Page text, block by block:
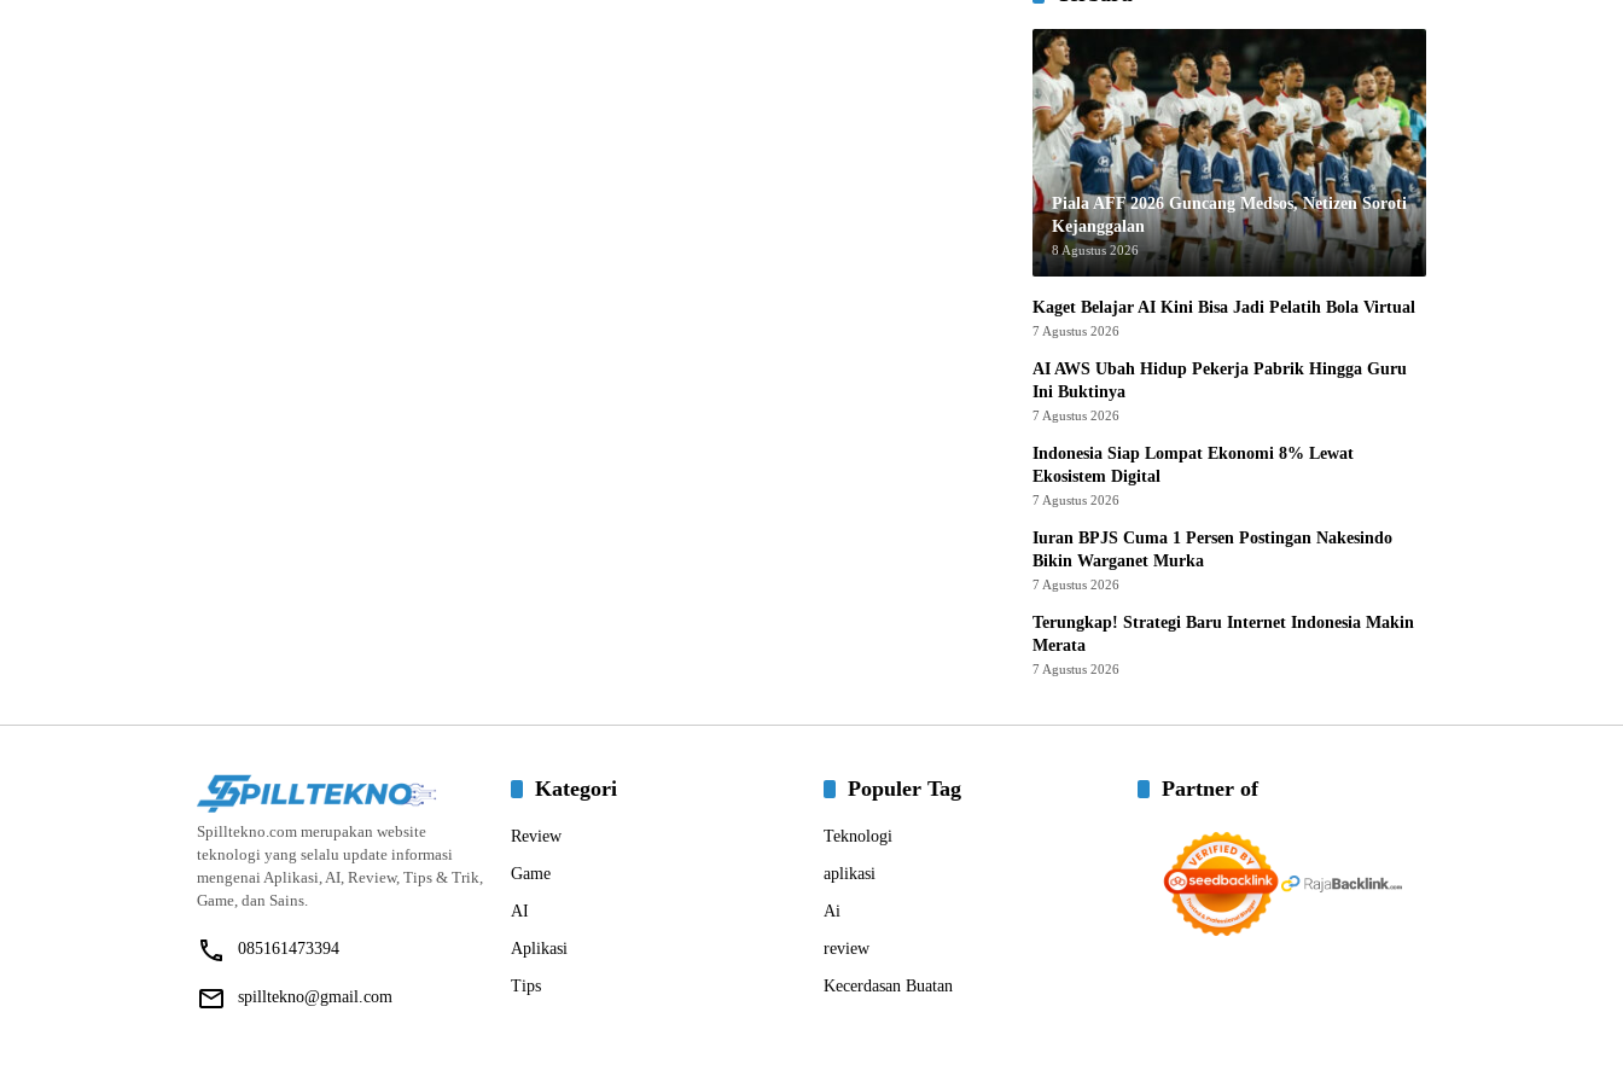
Piala AFF 2026 Guncang Medsos, Netizen Soroti
Kejanggalan
8 Agustus 2026
Kaget Belajar AI Kini Bisa Jadi Pelatih Bola Virtual
7 Agustus 2026
AI AWS Ubah Hidup Pekerja Pabrik Hingga Guru
Ini Buktinya
7 Agustus 2026
Indonesia Siap Lompat Ekonomi 8% Lewat
Ekosistem Digital
7 Agustus 2026
Iuran BPJS Cuma 1 Persen Postingan Nakesindo
Bikin Warganet Murka
7 Agustus 2026
Terungkap! Strategi Baru Internet Indonesia Makin
Merata
7 Agustus 2026
Spilltekno.com merupakan website
teknologi yang selalu update informasi
mengenai Aplikasi, AI, Review, Tips & Trik,
Game, dan Sains.
085161473394
spilltekno@gmail.com
Kategori
Review
Game
AI
Aplikasi
Tips
Populer Tag
Teknologi
aplikasi
Ai
review
Kecerdasan Buatan
Partner of